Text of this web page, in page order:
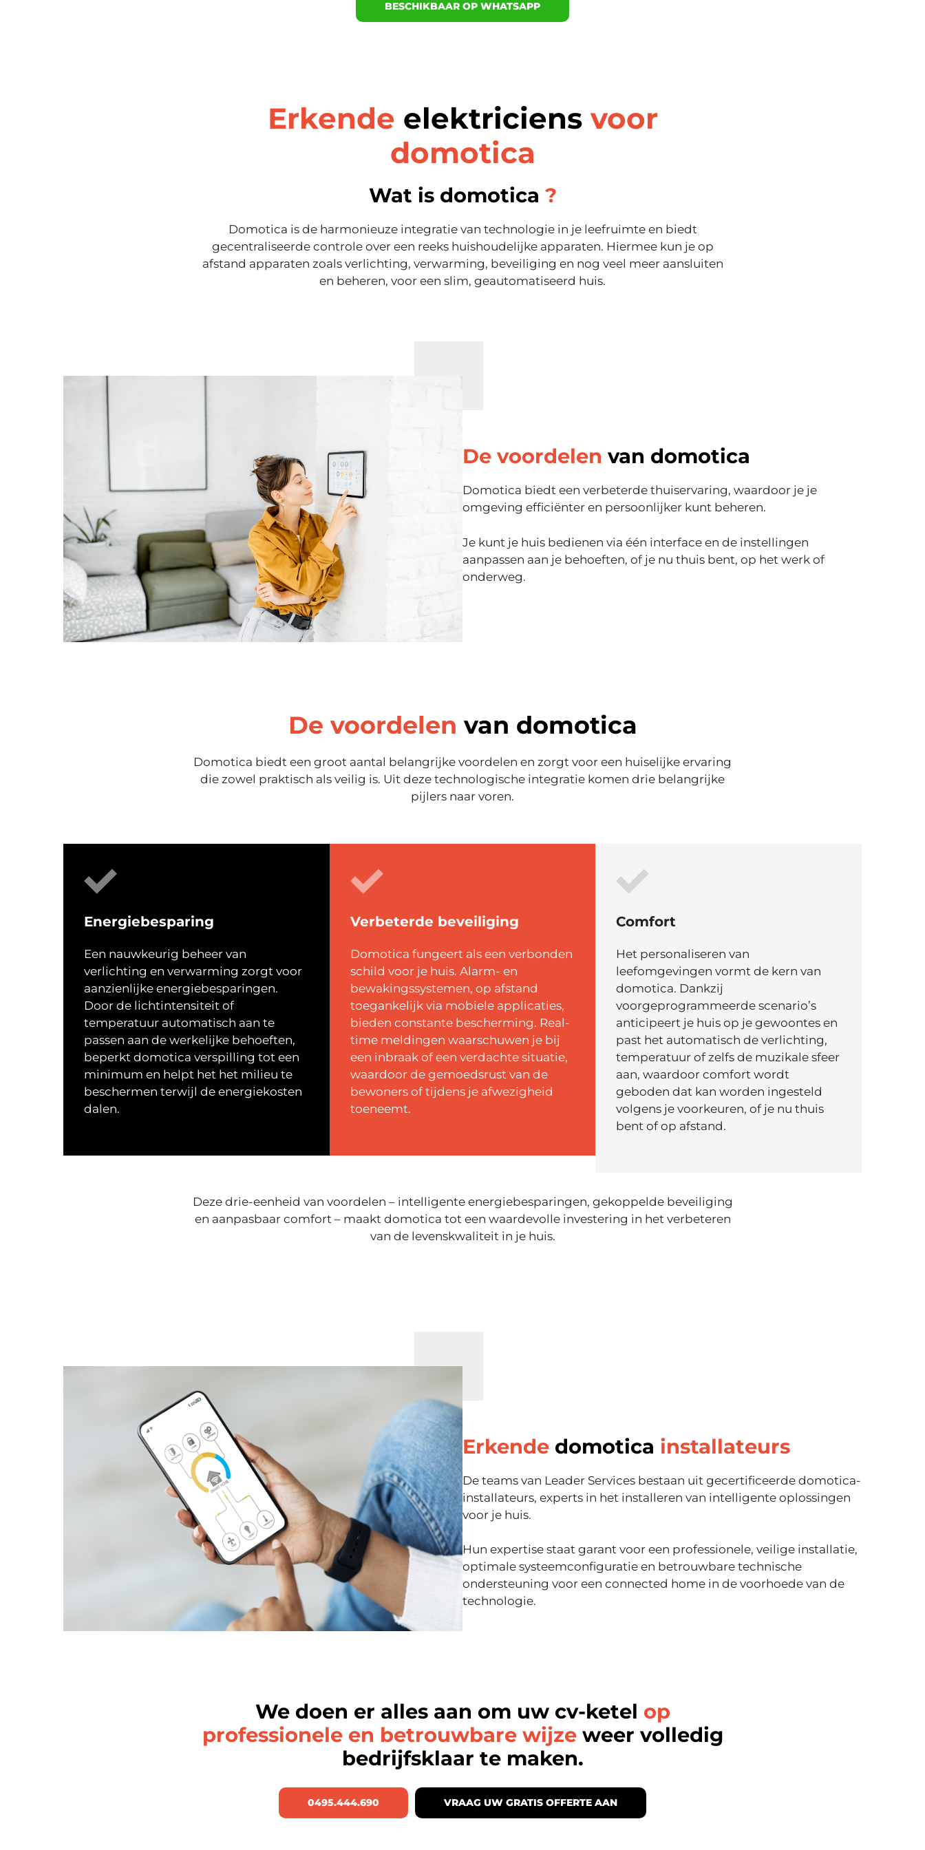
BESCHIKBAAR OP WHATSAPP
Erkende elektriciensvoor
domotica
Wat is domotica ?
Domotica is de harmonieuze integratie van technologie in je leefruimte en biedt
gecentraliseerde controle over een reeks huishoudelijke apparaten. Hiermee kun je op
afstand apparaten zoals verlichting, verwarming, beveiliging en nog veel meer aansluiten
en beheren, voor een slim, geautomatiseerd huis.
De voordelen van domotica
Domotica biedt een verbeterde thuiservaring, waardoor je je
omgeving efficiënter en persoonlijker kunt beheren.
Je kunt je huis bedienen via één interface en de instellingen
aanpassen aan je behoeften, of je nu thuis bent, op het werk of
onderweg.
De voordelen van domotica
Domotica biedt een groot aantal belangrijke voordelen en zorgt voor een huiselijke ervaring
die zowel praktisch als veilig is. Uit deze technologische integratie komen drie belangrijke
pijlers naar voren.
Energiebesparing
Een nauwkeurig beheer van
verlichting en verwarming zorgt voor
aanzienlijke energiebesparingen.
Door de lichtintensiteit of
temperatuur automatisch aan te
passen aan de werkelijke behoeften,
beperkt domotica verspilling tot een
minimum en helpt het het milieu te
beschermen terwijl de energiekosten
dalen.
Verbeterde beveiliging
Domotica fungeert als een verbonden
schild voor je huis. Alarm- en
bewakingssystemen, op afstand
toegankelijk via mobiele applicaties,
bieden constante bescherming. Real-
time meldingen waarschuwen je bij
een inbraak of een verdachte situatie,
waardoor de gemoedsrust van de
bewoners of tijdens je afwezigheid
toeneemt.
Comfort
Het personaliseren van
leefomgevingen vormt de kern van
domotica. Dankzij
voorgeprogrammeerde scenario’s
anticipeert je huis op je gewoontes en
past het automatisch de verlichting,
temperatuur of zelfs de muzikale sfeer
aan, waardoor comfort wordt
geboden dat kan worden ingesteld
volgens je voorkeuren, of je nu thuis
bent of op afstand.
Deze drie-eenheid van voordelen – intelligente energiebesparingen, gekoppelde beveiliging
en aanpasbaar comfort – maakt domotica tot een waardevolle investering in het verbeteren
van de levenskwaliteit in je huis.
Erkende domotica installateurs
De teams van Leader Services bestaan uit gecertificeerde domotica-
installateurs, experts in het installeren van intelligente oplossingen
voor je huis.
Hun expertise staat garant voor een professionele, veilige installatie,
optimale systeemconfiguratie en betrouwbare technische
ondersteuning voor een connected home in de voorhoede van de
technologie.
We doen er alles aan om uw cv-ketel op
professionele en betrouwbare wijzeweer volledig
bedrijfsklaar te maken.
0495.444.690 VRAAG UW GRATIS OFFERTE AAN